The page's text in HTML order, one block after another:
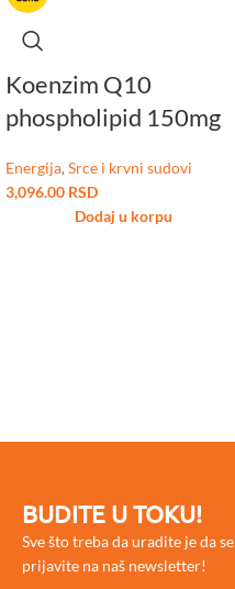
Koenzim Q10
phospholipid 150mg
Energija,Srce i krvni sudovi
3,096.00 RSD
Dodaj u korpu
BUDITE U TOKU!
Sve što treba da uradite je da se
prijavite na naš newsletter!